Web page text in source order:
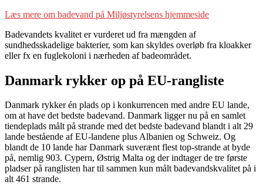
Læs mere om badevand på Miljøstyrelsens hjemmeside
Badevandets kvalitet er vurderet ud fra mængden af
sundhedsskadelige bakterier, som kan skyldes overløb fra kloakker
eller fx en fuglekoloni i nærheden af badeområdet.
Danmark rykker op på EU-rangliste
Danmark rykker én plads op i konkurrencen med andre EU lande,
om at have det bedste badevand. Danmark ligger nu på en samlet
tiendeplads målt på strande med det bedste badevand blandt i alt 29
lande bestående af EU-landene plus Albanien og Schweiz. Og
blandt de 10 lande har Danmark suverænt flest top-strande at byde
på, nemlig 903. Cypern, Østrig Malta og der indtager de tre første
pladser på ranglisten har til sammen kun målt badevandskvalitet på i
alt 461 strande.